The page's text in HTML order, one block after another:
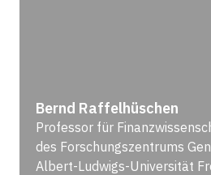
Bernd Raffelhüschen
Professor für
des Forschungszentrums
Albert-Ludwigs-Universität